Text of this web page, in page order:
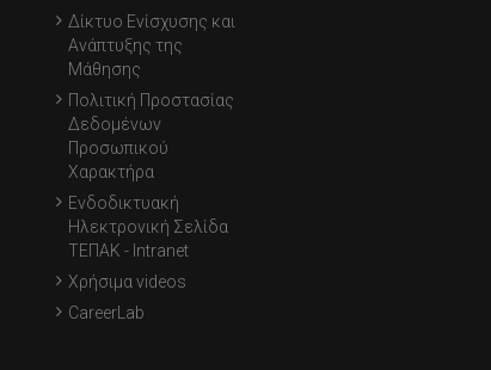
Δίκτυο Ενίσχυσης και
Ανάπτυξης της
Μάθησης
Πολιτική Προστασίας
Δεδομένων
Προσωπικού
Χαρακτήρα
Ενδοδικτυακή
Ηλεκτρονική Σελίδα
ΤΕΠΑΚ - Intranet
Χρήσιμα videos
CareerLab